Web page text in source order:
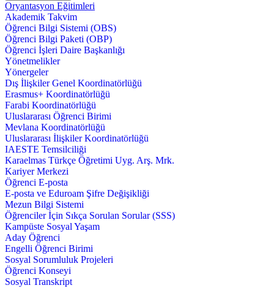
Oryantasyon Eğitimleri
Akademik Takvim
Öğrenci Bilgi Sistemi (OBS)
Öğrenci Bilgi Paketi (OBP)
Öğrenci İşleri Daire Başkanlığı
Yönetmelikler
Yönergeler
Dış İlişkiler Genel Koordinatörlüğü
Erasmus+ Koordinatörlüğü
Farabi Koordinatörlüğü
Uluslararası Öğrenci Birimi
Mevlana Koordinatörlüğü
Uluslararası İlişkiler Koordinatörlüğü
IAESTE Temsilciliği
Karaelmas Türkçe Öğretimi Uyg. Arş. Mrk.
Kariyer Merkezi
Öğrenci E-posta
E-posta ve Eduroam Şifre Değişikliği
Mezun Bilgi Sistemi
Öğrenciler İçin Sıkça Sorulan Sorular (SSS)
Kampüste Sosyal Yaşam
Aday Öğrenci
Engelli Öğrenci Birimi
Sosyal Sorumluluk Projeleri
Öğrenci Konseyi
Sosyal Transkript